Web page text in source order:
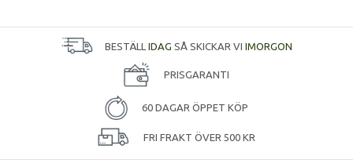
BESTÄLL IDAG SÅ SKICKAR VI IMORGON
PRISGARANTI
60 DAGAR ÖPPET KÖP
FRI FRAKT ÖVER 500 KR